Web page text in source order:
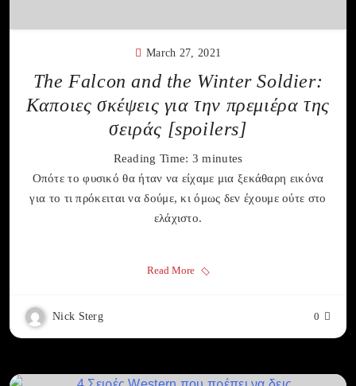
March 27, 2021
The Falcon and the Winter Soldier:
Καποιες σκέψεις για την πρεμιέρα της
σειράς [spoilers]
Reading Time: 3 minutes
Οπότε το φυσικό θα ήταν να είχαμε μια ξεκάθαρη εικόνα
για το τι πρόκειται να δούμε, κι όμως δεν έχουμε ούτε στο
ελάχιστο.
Read More
Nick Sterg 0